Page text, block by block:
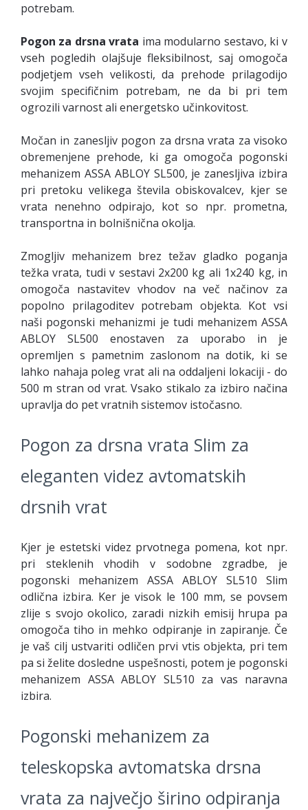
potrebam.
Pogon za drsna vrata ima modularno sestavo, ki v
vseh pogledih olajšuje fleksibilnost, saj omogoča
podjetjem vseh velikosti, da prehode prilagodijo
svojim specifičnim potrebam, ne da bi pri tem
ogrozili varnost ali energetsko učinkovitost.
Močan in zanesljiv pogon za drsna vrata za visoko
obremenjene prehode, ki ga omogoča pogonski
mehanizem ASSA ABLOY SL500, je zanesljiva izbira
pri pretoku velikega števila obiskovalcev, kjer se
vrata nenehno odpirajo, kot so npr. prometna,
transportna in bolnišnična okolja.
Zmogljiv mehanizem brez težav gladko poganja
težka vrata, tudi v sestavi 2x200 kg ali 1x240 kg, in
omogoča nastavitev vhodov na več načinov za
popolno prilagoditev potrebam objekta. Kot vsi
naši pogonski mehanizmi je tudi mehanizem ASSA
ABLOY SL500 enostaven za uporabo in je
opremljen s pametnim zaslonom na dotik, ki se
lahko nahaja poleg vrat ali na oddaljeni lokaciji - do
500 m stran od vrat. Vsako stikalo za izbiro načina
upravlja do pet vratnih sistemov istočasno.
Pogon za drsna vrata Slim za
eleganten videz avtomatskih
drsnih vrat
Kjer je estetski videz prvotnega pomena, kot npr.
pri steklenih vhodih v sodobne zgradbe, je
pogonski mehanizem ASSA ABLOY SL510 Slim
odlična izbira. Ker je visok le 100 mm, se povsem
zlije s svojo okolico, zaradi nizkih emisij hrupa pa
omogoča tiho in mehko odpiranje in zapiranje. Če
je vaš cilj ustvariti odličen prvi vtis objekta, pri tem
pa si želite dosledne uspešnosti, potem je pogonski
mehanizem ASSA ABLOY SL510 za vas naravna
izbira.
Pogonski mehanizem za
teleskopska avtomatska drsna
vrata za največjo širino odpiranja